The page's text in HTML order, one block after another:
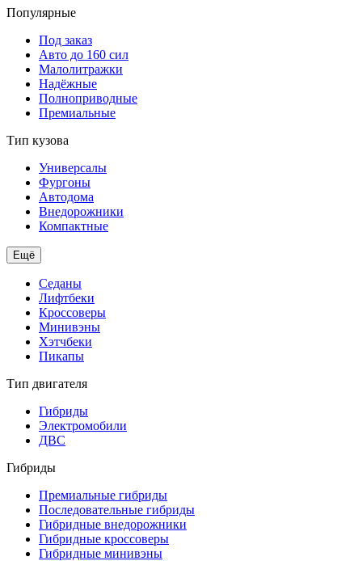
Популярные
Под заказ
Авто до 160 сил
Малолитражки
Надёжные
Полноприводные
Премиальные
Тип кузова
Универсалы
Фургоны
Автодома
Внедорожники
Компактные
Ещё
Седаны
Лифтбеки
Кроссоверы
Минивэны
Хэтчбеки
Пикапы
Тип двигателя
Гибриды
Электромобили
ДВС
Гибриды
Премиальные гибриды
Последовательные гибриды
Гибридные внедорожники
Гибридные кроссоверы
Гибридные минивэны